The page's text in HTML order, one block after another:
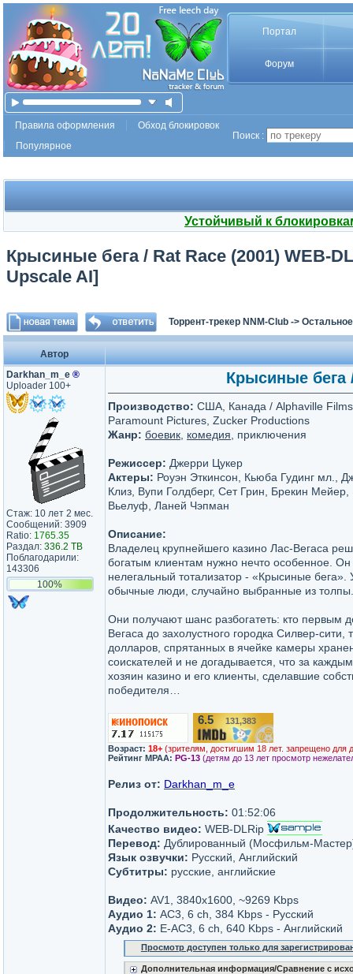
Портал
Форум
Правила оформления
Обход блокировок
Популярное
Поиск :
Устойчивый к
Крысиные бега / Rat Race (2001) WEB-
Upscale AI]
Торрент-трекер NNM-Club -> Остальное
Автор
Darkhan_m_e ®
Uploader 100+
Стаж: 10 лет 2 мес.
Сообщений: 3909
Ratio: 1765.35
Раздал: 336.2 TB
Поблагодарили:
143306
100%
Крысиные бега
Производство: США, Канада / Alphaville
Paramount Pictures, Zucker Productions
Жанр: боевик комедия , приключения
Режиссер: Джерри Цукер
Актеры: Роуэн Эткинсон, Кьюба Гудинг мл.,
Клиз, Вупи Голдберг, Сет Грин, Брекин
Вьелуф, Ланей Чэпман
Описание:
Владелец крупнейшего казино Лас-Вегаса
богатым клиентам нужно нечто особенное. Он
нелегальный тотализатор - «Крысиные бега».
обычные люди, случайно выбранные из толпы.
Они получают шанс разбогатеть: кто первым
Вегаса до захолустного городка Силвер-сити,
долларов, спрятанных в ячейке камеры
соискателей и не догадывается, что за
хозяин казино и его клиенты, сделавшие
победителя…
6.5 131,383
Возраст: 18+ (зрителям, достигшим 18 лет. запрещено для
Рейтинг MPAA: PG-13 (детям до 13 лет просмотр
Релиз от: Darkhan_m_e
Продолжительность: 01:52:06
Качество видео: WEB-DLRip
Перевод: Дублированный (Мосфильм-
Язык озвучки: Русский, Английский
Субтитры: русские, английские
Видео: AV1, 3840x1600, ~9269 Kbps
Аудио 1: AC3, 6 ch, 384 Kbps - Русский
Аудио 2: E-AC3, 6 ch, 640 Kbps - Английский
Просмотр доступен только для
Дополнительная информация/Сравнение с